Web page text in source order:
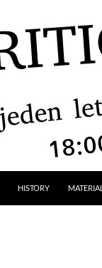
HISTORY MATERIAL